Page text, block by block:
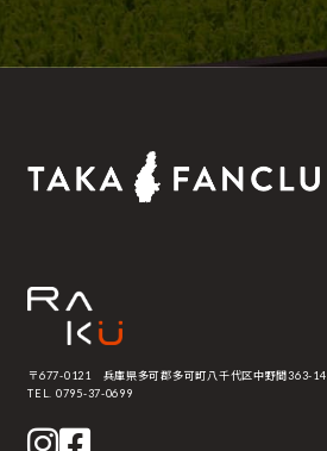
〒677-0121 兵庫県多可郡多可町八千代区中野間363-14
TEL. 0795-37-0699